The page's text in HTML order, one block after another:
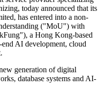
today announced that its
has entered into a non-
("MoU") with
a Hong Kong-based
AI development, cloud
generation of digital
database systems and AI-